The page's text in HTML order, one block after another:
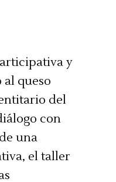
y
queso
del
con
una
el taller